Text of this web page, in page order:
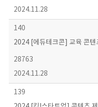
2024.11.28
140
2024 [에듀테크콘] 교육 콘텐
28763
2024.11.28
139